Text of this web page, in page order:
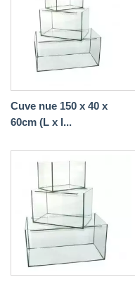
Cuve nue 150 x 40 x
60cm (L x l...